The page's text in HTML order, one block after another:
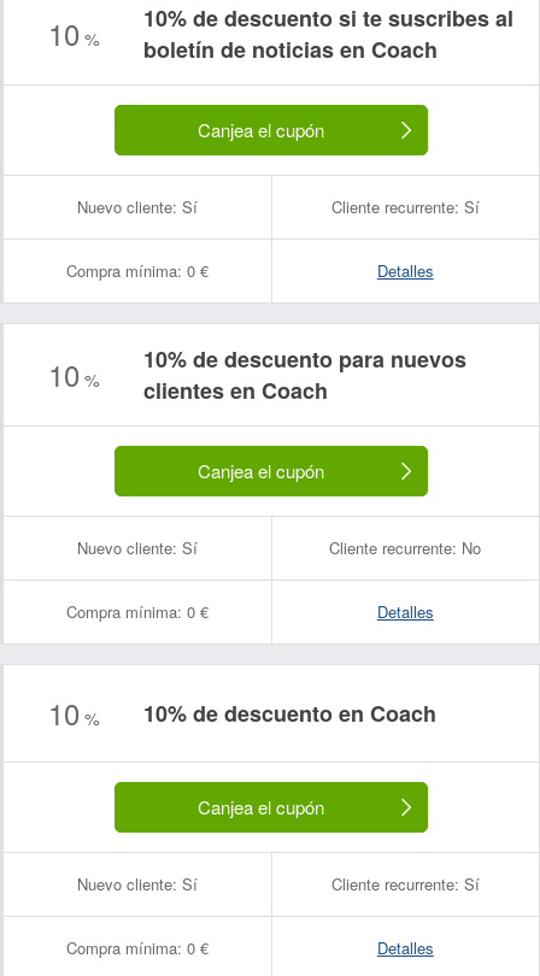
10 %
10% de descuento si te suscribes al
boletín de noticias en Coach
Canjea el cupón
Nuevo cliente: Sí Cliente recurrente: Sí
Compra mínima: 0 € Detalles
10 %
10% de descuento para nuevos
clientes en Coach
Canjea el cupón
Nuevo cliente: Sí Cliente recurrente: No
Compra mínima: 0 € Detalles
10 % 10% de descuento en Coach
Canjea el cupón
Nuevo cliente: Sí Cliente recurrente: Sí
Compra mínima: 0 € Detalles
Nombre:
Correo electrónico: